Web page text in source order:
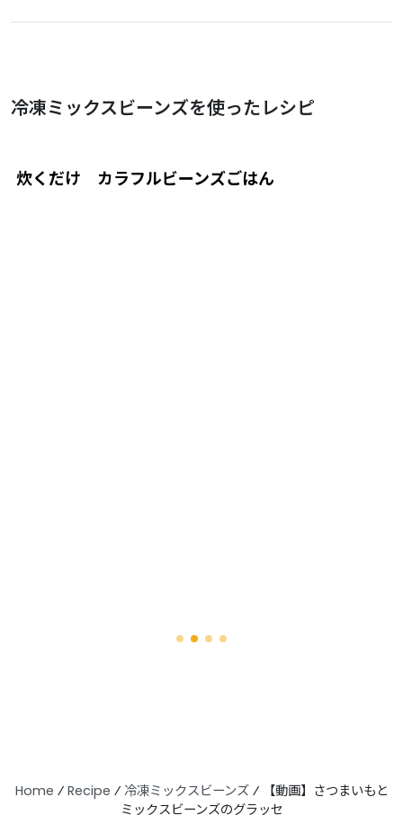
冷凍ミックスビーンズを使ったレシピ
Home ⁄ Recipe ⁄ 冷凍ミックスビーンズ⁄
【動画】さつまいもと
ミックスビーンズのグラッセ